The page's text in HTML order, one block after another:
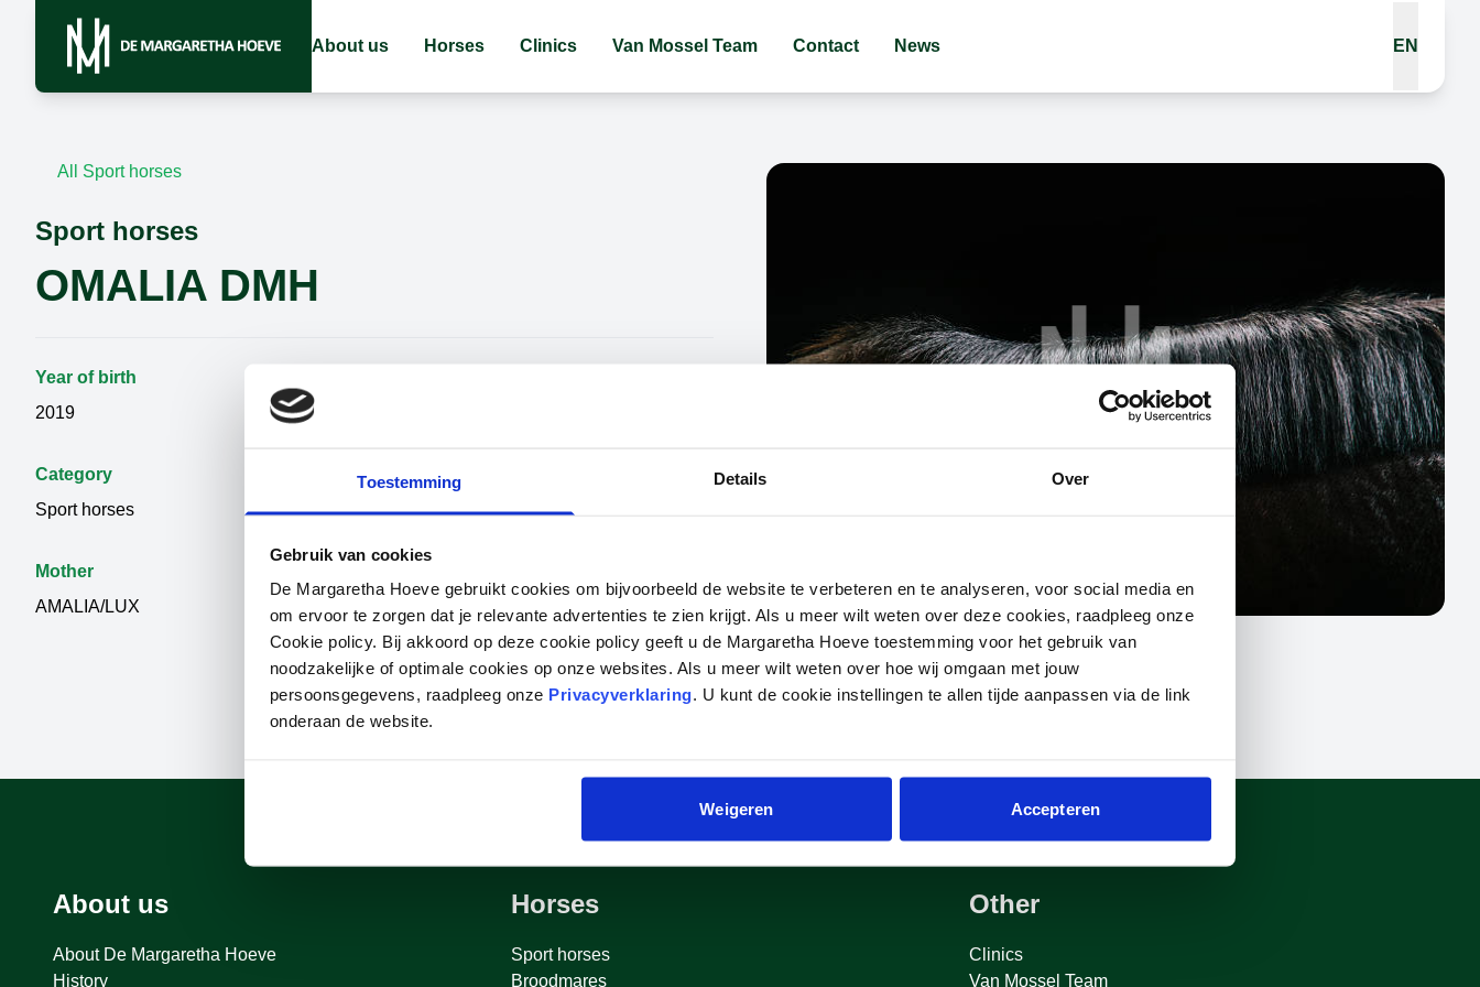
Toestemming Details Over
Gebruik van cookies
De Margaretha Hoeve gebruikt cookies om bijvoorbeeld de website te verbeteren en te analyseren, voor social media en
om ervoor te zorgen dat je relevante advertenties te zien krijgt. Als u meer wilt weten over deze cookies, raadpleeg onze
Cookie policy. Bij akkoord op deze cookie policy geeft u de Margaretha Hoeve toestemming voor het gebruik van
noodzakelijke of optimale cookies op onze websites. Als u meer wilt weten over hoe wij omgaan met jouw
persoonsgegevens, raadpleeg onze Privacyverklaring. U kunt de cookie instellingen te allen tijde aanpassen via de link
onderaan de website.
Weigeren Accepteren
About us Horses Clinics Van Mossel Team Contact News EN
All Sport horses
Sport horses
OMALIA DMH
Year of birth
2019
Category
Sport horses
Father
VERDI
Mother
AMALIA/LUX
About us
About De Margaretha Hoeve
History
Horses
Sport horses
Broodmares
Other
Clinics
Van Mossel Team